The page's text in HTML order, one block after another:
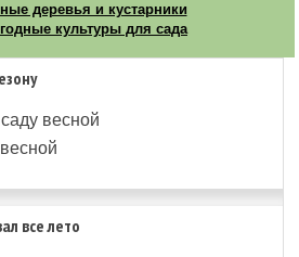
деревья и кустарники
культуры для сада
весной
все лето